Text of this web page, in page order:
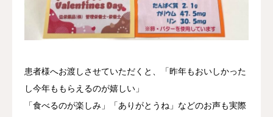
患者様へお渡しさせていただくと、「昨年もおいしかった
し今年ももらえるのが嬉しい」
「食べるのが楽しみ」「ありがとうね」などのお声も実際